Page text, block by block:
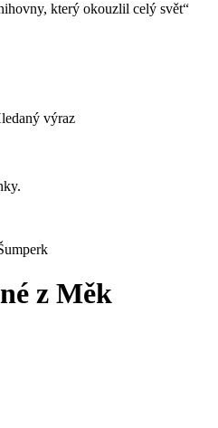
který okouzlil celý svět“
výraz
z Měk